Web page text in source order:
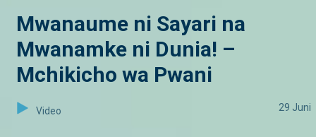
Mwanaume ni Sayari na
Mwanamke ni Dunia! –
Mchikicho wa Pwani
Video 29 Juni